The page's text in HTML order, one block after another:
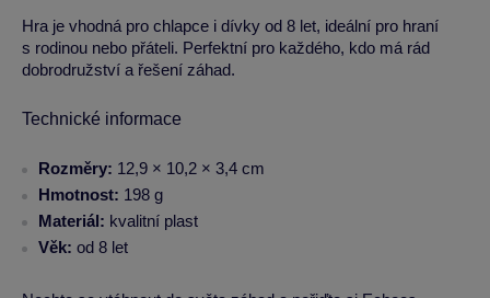
Hra je vhodná pro chlapce i dívky od 8 let, ideální pro hraní
s rodinou nebo přáteli. Perfektní pro každého, kdo má rád
dobrodružství a řešení záhad.
Technické informace
Rozměry: 12,9 × 10,2 × 3,4 cm
Hmotnost: 198 g
Materiál: kvalitní plast
Věk: od 8 let